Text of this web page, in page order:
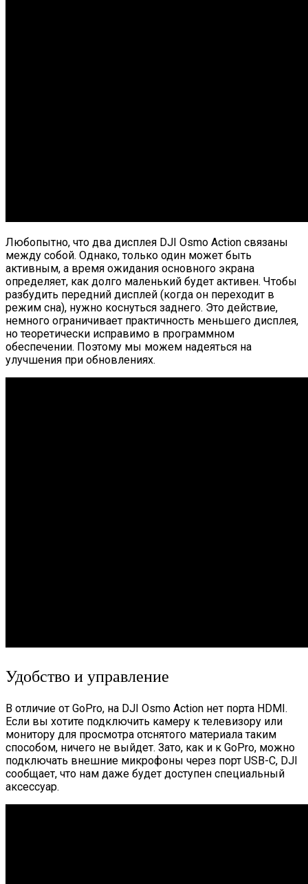
Любопытно, что два дисплея DJI Osmo Action связаны
между собой. Однако, только один может быть
активным, а время ожидания основного экрана
определяет, как долго маленький будет активен. Чтобы
разбудить передний дисплей (когда он переходит в
режим сна), нужно коснуться заднего. Это действие,
немного ограничивает практичность меньшего дисплея,
но теоретически исправимо в программном
обеспечении. Поэтому мы можем надеяться на
улучшения при обновлениях.
Удобство и управление
В отличие от GoPro, на DJI Osmo Action нет порта HDMI.
Если вы хотите подключить камеру к телевизору или
монитору для просмотра отснятого материала таким
способом, ничего не выйдет. Зато, как и к GoPro, можно
подключать внешние микрофоны через порт USB-C, DJI
сообщает, что нам даже будет доступен специальный
аксессуар.